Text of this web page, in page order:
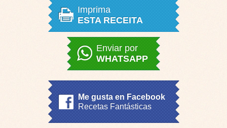
Imprima
ESTA RECEITA
Enviar por
WHATSAPP
Me gusta en Facebook
Recetas Fantásticas